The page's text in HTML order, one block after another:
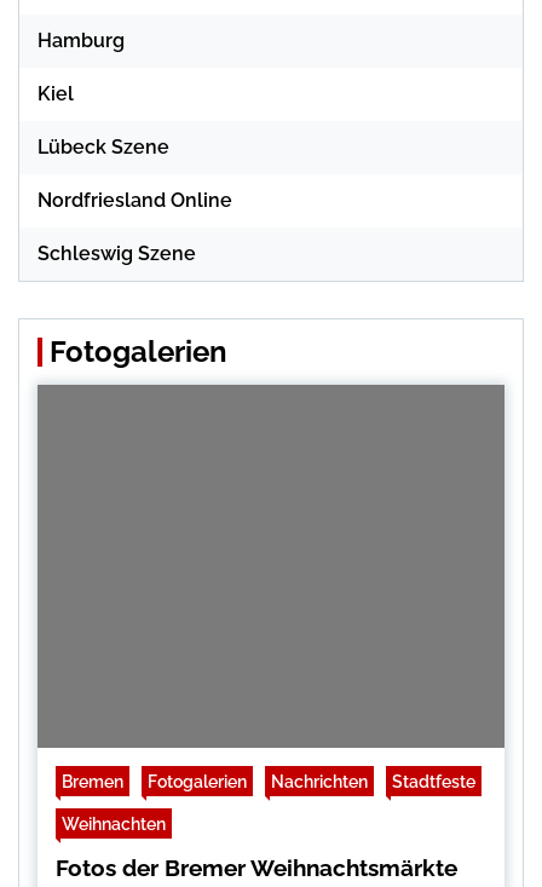
Hamburg
Kiel
Lübeck Szene
Nordfriesland Online
Schleswig Szene
Fotogalerien
Bremen Fotogalerien Nachrichten Stadtfeste
Weihnachten
Fotos der Bremer Weihnachtsmärkte